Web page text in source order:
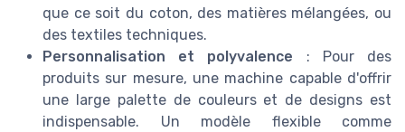
que ce soit du coton, des matières mélangées, ou
des textiles techniques.
Personnalisation et polyvalence : Pour des
produits sur mesure, une machine capable d'offrir
une large palette de couleurs et de designs est
indispensable. Un modèle flexible comme